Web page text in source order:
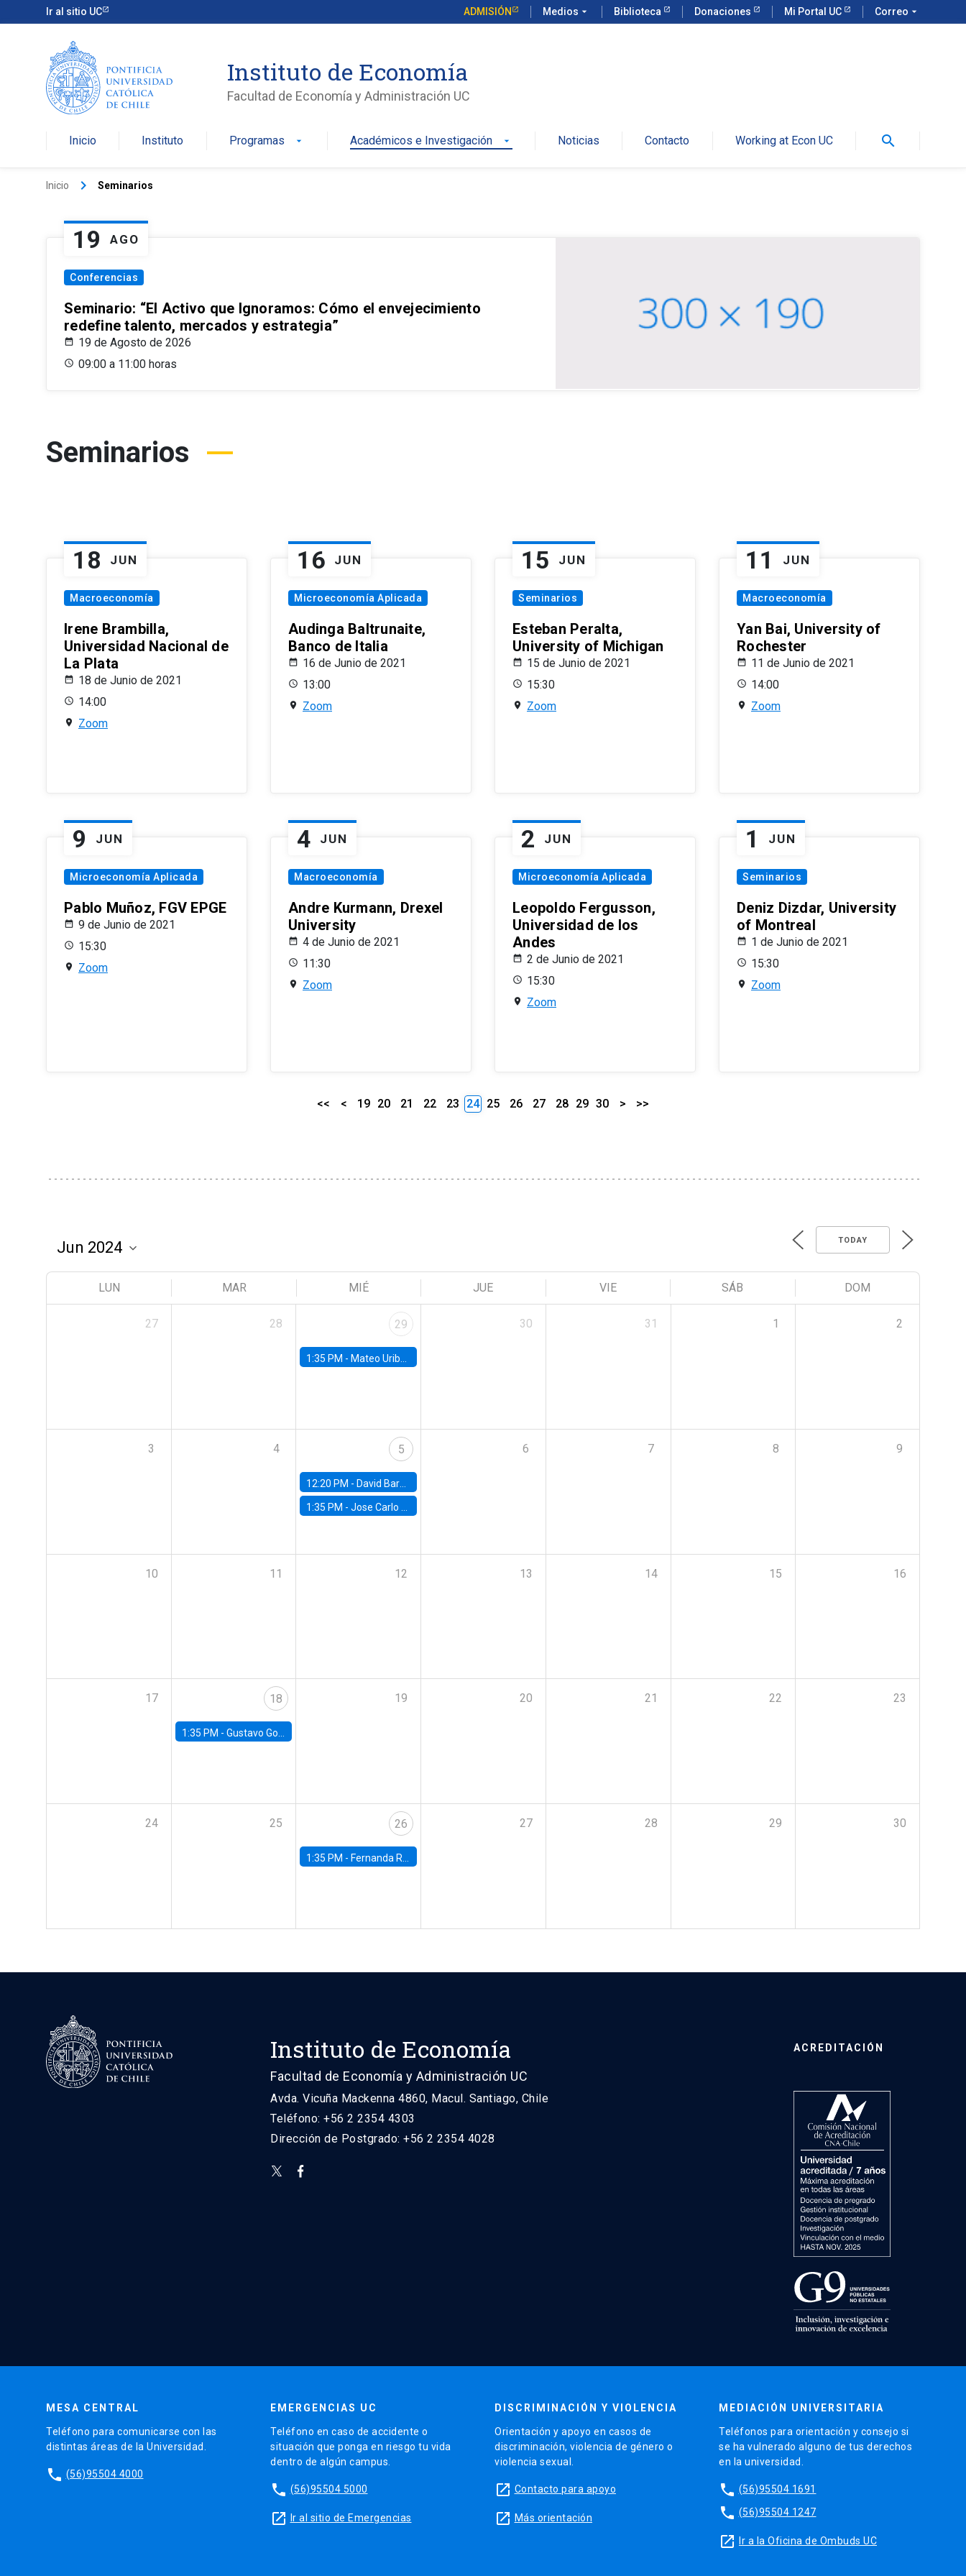
Ir al sitio UC ADMISIÓN Medios arrow_drop_down Biblioteca Donaciones Mi Portal UC Correo arrow_drop_down
Instituto de Economía
Facultad de Economía y Administración UC
Inicio Instituto Programas arrow_drop_down Académicos e Investigación arrow_drop_down Noticias Contacto Working at Econ UC search
Inicio keyboard_arrow_right Seminarios
19 AGO
Conferencias
Seminario: “El Activo que Ignoramos: Cómo el envejecimiento
redefine talento, mercados y estrategia”
19 de Agosto de 2026
09:00 a 11:00 horas
Seminarios
18 JUN
Macroeconomía
Irene Brambilla,
Universidad Nacional de
La Plata
18 de Junio de 2021
14:00
Zoom
16 JUN
Microeconomía Aplicada
Audinga Baltrunaite,
Banco de Italia
16 de Junio de 2021
13:00
Zoom
15 JUN
Seminarios
Esteban Peralta,
University of Michigan
15 de Junio de 2021
15:30
Zoom
11 JUN
Macroeconomía
Yan Bai, University of
Rochester
11 de Junio de 2021
14:00
Zoom
9 JUN
Microeconomía Aplicada
Pablo Muñoz, FGV EPGE
9 de Junio de 2021
15:30
Zoom
4 JUN
Macroeconomía
Andre Kurmann, Drexel
University
4 de Junio de 2021
11:30
Zoom
2 JUN
Microeconomía Aplicada
Leopoldo Fergusson,
Universidad de los
Andes
2 de Junio de 2021
15:30
Zoom
1 JUN
Seminarios
Deniz Dizdar, University
of Montreal
1 de Junio de 2021
15:30
Zoom
<< < 19 20 21 22 23 24 25 26 27 28 29 30 > >>
TODAY
LUN MAR MIÉ JUE VIE SÁB DOM
27 28 29
1:35 PM - Mateo Uribe-Castro, Universidad de los Andes (Colombia)
30 31 1 2
3 4 5
12:20 PM - David Bardey, Universidad de los Andes - CEDE
1:35 PM -Jose Carlo Bermudez, UC (ME) & World Bank
6 7 8 9
10 11 12 13 14 15 16
17 18
1:35 PM - Gustavo González, Banco Central de Chile
19 20 21 22 23
24 25 26
1:35 PM - Fernanda Rojas Ampuero, University of Wisconsin-Madison
27 28 29 30
Instituto de Economía
Facultad de Economía y Administración UC
Avda. Vicuña Mackenna 4860, Macul. Santiago, Chile
Teléfono: +56 2 2354 4303
Dirección de Postgrado: +56 2 2354 4028
ACREDITACIÓN
MESA CENTRAL
Teléfono para comunicarse con las
distintas áreas de la Universidad.
phone (56)95504 4000
EMERGENCIAS UC
Teléfono en caso de accidente o
situación que ponga en riesgo tu vida
dentro de algún campus.
phone (56)95504 5000
launch Ir al sitio de Emergencias
DISCRIMINACIÓN Y VIOLENCIA
Orientación y apoyo en casos de
discriminación, violencia de género o
violencia sexual.
launch Contacto para apoyo
launch Más orientación
MEDIACIÓN UNIVERSITARIA
Teléfonos para orientación y consejo si
se ha vulnerado alguno de tus derechos
en la universidad.
phone (56)95504 1691
phone (56)95504 1247
launch Ir a la Oficina de Ombuds UC